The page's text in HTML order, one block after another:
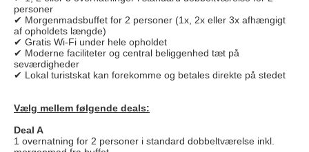
personer
✔ Morgenmadsbuffet for 2 personer (1x, 2x eller 3x afhængigt
af opholdets længde)
✔ Gratis Wi-Fi under hele opholdet
✔ Moderne faciliteter og central beliggenhed tæt på
seværdigheder
✔ Lokal turistskat kan forekomme og betales direkte på stedet
Vælg mellem følgende deals:
Deal A
1 overnatning for 2 personer i standard dobbeltværelse inkl.